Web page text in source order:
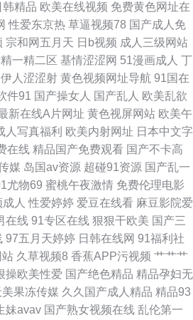
一区二区 日韩精品无码tv 超碰福利人人乐 免
利视频 首页成人免费入口 抖阴极品入口 人妻
91app成人破解 久久亚洲熟妇中文字幕 95资
频在线观看入口 久热只精品在线 97国产情侣
热色图AV 中文八区2页 俺也去av 日韩欧美中
品 爱豆伊人自拍 中文字幕188 久草精品福利
先锋av中文字幕 欧美精品91爱爱 91麻豆视屏
视剧 91吃瓜黑社 极品影院 香蕉嫩草 www久
码 91传媒色网站 极品国产极品美女在线 91
精品 欧美在线视频 免费黄色网址在
性爱东京热 草逼视频78 国产成人免
宗和网五月天 日b视频 成人三级网站
一精二区 基情涩涩网 51漫画成人 丁
伊人涩涩射 黄色视频网址导航 91国在
件91 国产操女人 国产乱人 欧美乱欲
新在线A片网址 黄色视屏网站 欧美午
人写真福利 欧美内射网址 日本中文字
在线 精品国产免费观看 国产不卡高
媒 岛国av资源 超碰91资源 国产乱一
尤物69 蜜桃午夜激情 免费伦理电影
人 性爱婷婷 爱豆在线看 麻豆影院爱
在线 91专区在线 狠狠干欧美 国产三
97五月天婷婷 日韩在线网 91福利社
站 久草视频8 香蕉APP污视频 艹艹艹
操欧美性爱 国产绝色精品 精品孕妇无
美果冻传媒 久久国产成人精品 精品93
妹avav 国产熟女视频在线 乱伦第一